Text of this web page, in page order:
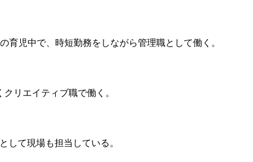
児中で、時短勤務をしながら管理職として働く。
リエイティブ職で働く。
て現場も担当している。